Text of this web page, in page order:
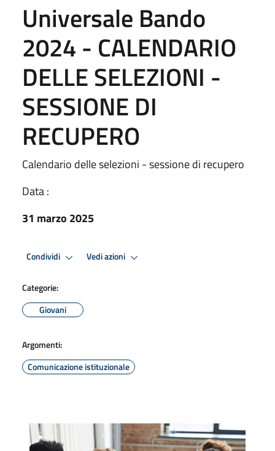
Universale Bando
2024 - CALENDARIO
DELLE SELEZIONI -
SESSIONE DI
RECUPERO
Calendario delle selezioni - sessione di recupero
Data :
31 marzo 2025
Condividi Vedi azioni
Categorie:
Giovani
Argomenti:
Comunicazione istituzionale